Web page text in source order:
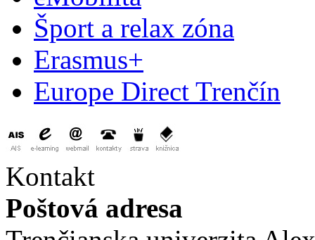
Šport a relax zóna
Erasmus+
Europe Direct Trenčín
Kontakt
Poštová adresa